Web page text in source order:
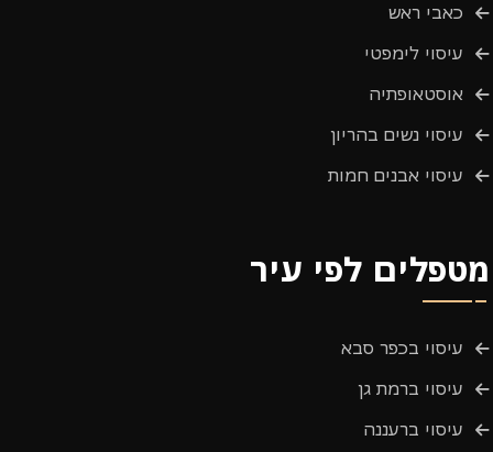
כאבי ראש
עיסוי לימפטי
אוסטאופתיה
עיסוי נשים בהריון
עיסוי אבנים חמות
מטפלים לפי עיר
עיסוי בכפר סבא
עיסוי ברמת גן
עיסוי ברעננה